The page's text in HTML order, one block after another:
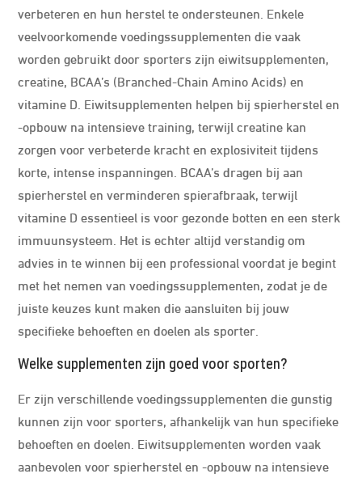
verbeteren en hun herstel te ondersteunen. Enkele
veelvoorkomende voedingssupplementen die vaak
worden gebruikt door sporters zijn eiwitsupplementen,
creatine, BCAA’s (Branched-Chain Amino Acids) en
vitamine D. Eiwitsupplementen helpen bij spierherstel en
-opbouw na intensieve training, terwijl creatine kan
zorgen voor verbeterde kracht en explosiviteit tijdens
korte, intense inspanningen. BCAA’s dragen bij aan
spierherstel en verminderen spierafbraak, terwijl
vitamine D essentieel is voor gezonde botten en een sterk
immuunsysteem. Het is echter altijd verstandig om
advies in te winnen bij een professional voordat je begint
met het nemen van voedingssupplementen, zodat je de
juiste keuzes kunt maken die aansluiten bij jouw
specifieke behoeften en doelen als sporter.
Welke supplementen zijn goed voor sporten?
Er zijn verschillende voedingssupplementen die gunstig
kunnen zijn voor sporters, afhankelijk van hun specifieke
behoeften en doelen. Eiwitsupplementen worden vaak
aanbevolen voor spierherstel en -opbouw na intensieve